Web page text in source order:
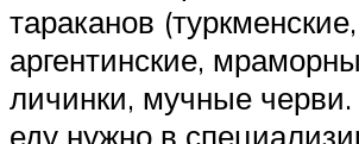
тараканов (туркменские,
аргентинские,
личинки, мучные черви.
еду нужно в